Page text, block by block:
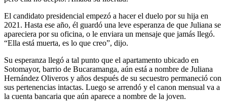
El candidato presidencial empezó a hacer el duelo por su hija en
2021. Hasta ese año, él guardó una leve esperanza de que Juliana se
apareciera por su oficina, o le enviara un mensaje que jamás llegó.
“Ella está muerta, es lo que creo”, dijo.
Su esperanza llegó a tal punto que el apartamento ubicado en
Sotomayor, barrio de Bucaramanga, aún está a nombre de Juliana
Hernández Oliveros y años después de su secuestro permaneció con
sus pertenencias intactas. Luego se arrendó y el canon mensual va a
la cuenta bancaria que aún aparece a nombre de la joven.